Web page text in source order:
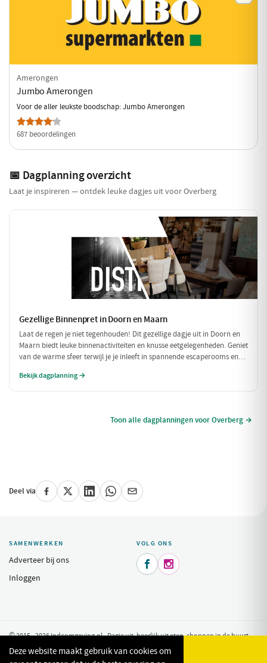
Amerongen
Jumbo Amerongen
Voor de aller leukste boodschap: Jumbo Amerongen
687 beoordelingen
📅 Dagplanning overzicht
Laat je inspireren — ontdek leuke dagjes uit voor Overberg
Gezellige Binnenpret in Doorn en Maarn
Laat de regen je niet tegenhouden! Dit gezellige dagje uit in Doorn en
Maarn biedt leuke binnenactiviteiten en knusse eetgelegenheden. Geniet
van de warme sfeer terwijl je je inleeft in spannende escaperooms en
dag!
Bekijk dagplanning →
Toon alle dagplanningen voor Overberg →
Deel via
SAMENWERKEN
Adverteer bij ons
Inloggen
VOLG ONS
 
© 2015 - 2026 Indeomgeving.nl - Dagje uit, heerlijk uit eten, shoppen in de buurt
van uw vakantiepark. Privacy Policy
Deze website maakt gebruik van cookies om